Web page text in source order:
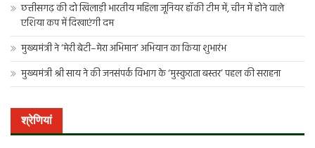
छत्तीसगढ़ की दो खिलाड़ी भारतीय महिला जूनियर हॉकी टीम में, चीन में होने वाले
एशिया कप में दिखाएंगी दम
मुख्यमंत्री ने ‘मेरी बेटी–मेरा अभिमान’ अभियान का किया शुभारंभ
मुख्यमंत्री श्री साय ने की जनसंपर्क विभाग के ‘मुस्कुराता बस्तर’ पहल की सराहना
श्रेणियां